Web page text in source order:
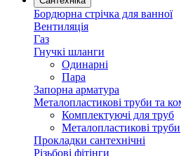
Бордюрна стрічка для ванної
Вентиляція
Газ
Гнучкі шланги
Одинарні
Пара
Запорна арматура
Металопластикові труби та
Комплектуючі для труб
Металопластикові труби
Прокладки сантехнічні
Різьбові фітінги